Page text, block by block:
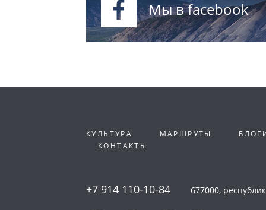
Мы в facebook
КУЛЬТУРА МАРШРУТЫ
КОНТАКТЫ
+7 914 110-10-84 677000,